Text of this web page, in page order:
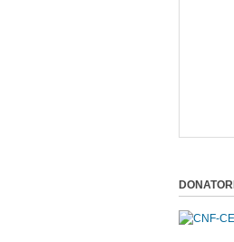
DONATORI